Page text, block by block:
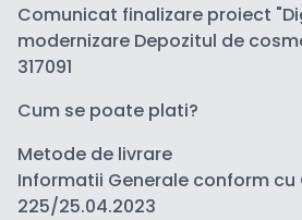
Comunicat finalizare proiect
modernizare Depozitul de
317091
Cum se poate plati?
Metode de livrare
Informatii Generale conform cu
225/25.04.2023